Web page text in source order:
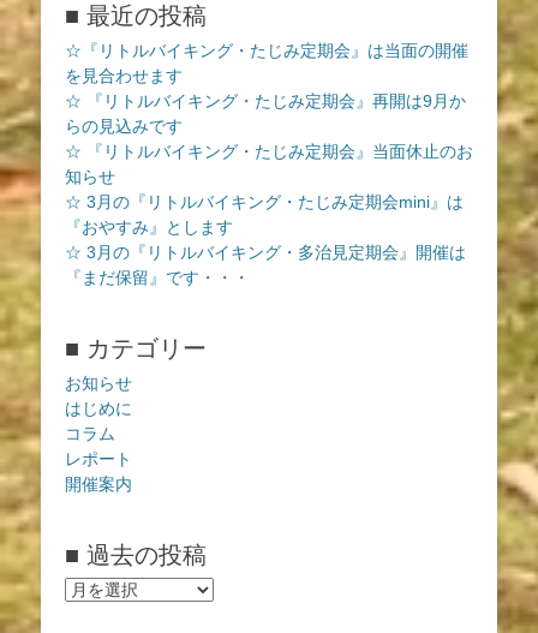
■ 最近の投稿
☆『リトルバイキング・たじみ定期会』は当面の開催
を見合わせます
☆ 『リトルバイキング・たじみ定期会』再開は9月か
らの見込みです
☆ 『リトルバイキング・たじみ定期会』当面休止のお
知らせ
☆ 3月の『リトルバイキング・たじみ定期会mini』は
『おやすみ』とします
☆ 3月の『リトルバイキング・多治見定期会』開催は
『まだ保留』です・・・
■ カテゴリー
お知らせ
はじめに
コラム
レポート
開催案内
■ 過去の投稿